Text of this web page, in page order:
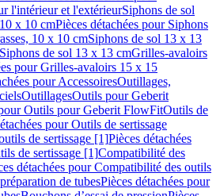
l'intérieur et l'extérieurSiphons de sol
x 10 cmPièces détachées pour Siphons
10 x 10 cmSiphons de sol 13 x 13
de sol 13 x 13 cmGrilles-avaloirs
pour Grilles-avaloirs 15 x 15
pour AccessoiresOutillages,
OutillagesOutils pour Geberit
Outils pour Geberit FlowFitOutils de
pour Outils de sertissage
de sertissage [1]Pièces détachées
de sertissage [1]Compatibilité des
détachées pour Compatibilité des outils
de tubesPièces détachées pour